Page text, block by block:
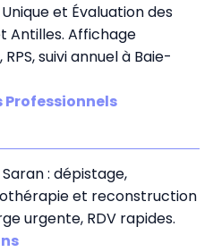
et Évaluation des
Antilles. Affichage
suivi annuel à Baie-
Professionnels
: dépistage,
et reconstruction
urgente, RDV rapides.